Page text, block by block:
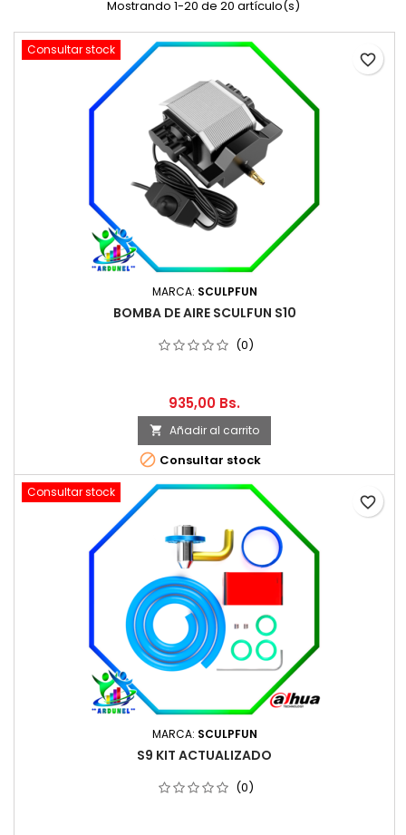
Mostrando 1-20 de 20 artículo(s)
Consultar stock
MARCA: SCULPFUN
BOMBA DE AIRE SCULFUN S10
(0)
935,00 Bs.
 Añadir al carrito
 Consultar stock
favorite_border
Consultar stock
MARCA: SCULPFUN
S9 KIT ACTUALIZADO
(0)
favorite_border